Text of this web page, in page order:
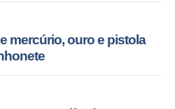
mercúrio, ouro e pistola